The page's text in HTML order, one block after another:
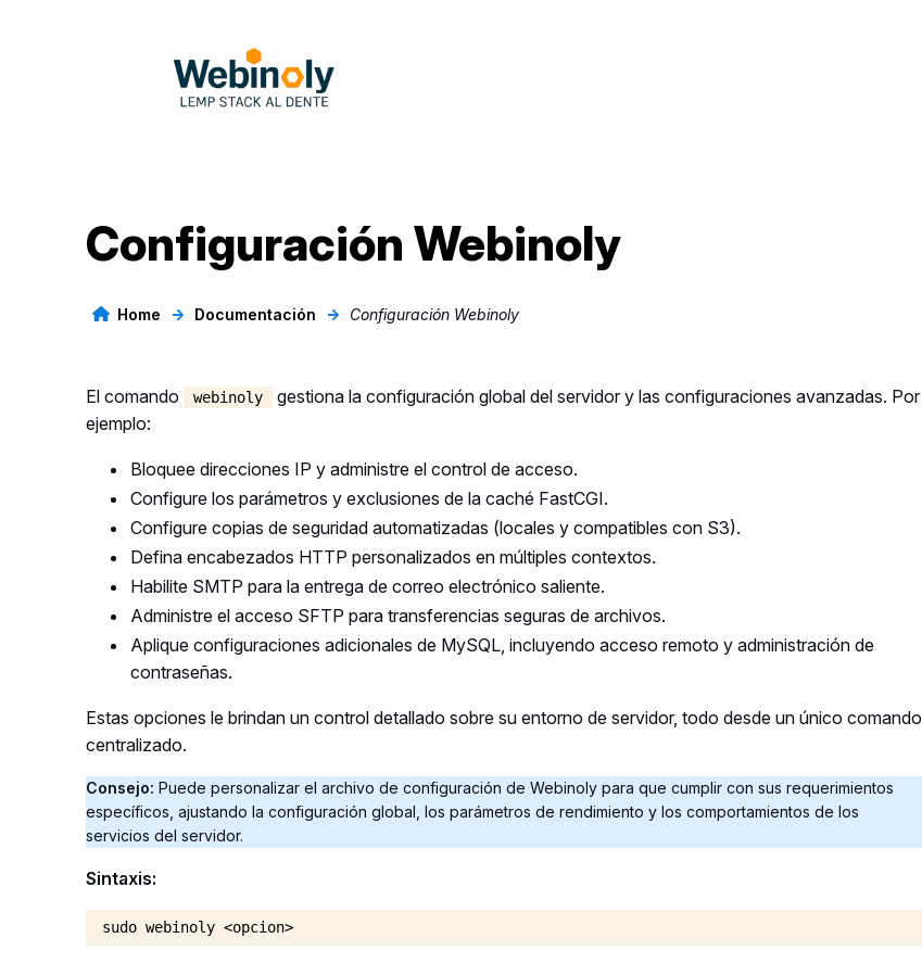
Configuración Webinoly
Home → Documentación → Configuración Webinoly
El comando webinoly
gestiona la configuración global del servidor y las configuraciones avanzadas. Por
ejemplo:
Bloquee direcciones IP y administre el control de acceso.
Configure los parámetros y exclusiones de la caché FastCGI.
Configure copias de seguridad automatizadas (locales y compatibles con S3).
Defina encabezados HTTP personalizados en múltiples contextos.
Habilite SMTP para la entrega de correo electrónico saliente.
Administre el acceso SFTP para transferencias seguras de archivos.
Aplique configuraciones adicionales de MySQL, incluyendo acceso remoto y administración de
contraseñas.
Estas opciones le brindan un control detallado sobre su entorno de servidor, todo desde un único comando
centralizado.
Consejo: Puede personalizar el archivo de configuración de Webinoly para que cumplir con sus requerimientos
específicos, ajustando la configuración global, los parámetros de rendimiento y los comportamientos de los
servicios del servidor.
Sintaxis:
sudo webinoly <opcion>